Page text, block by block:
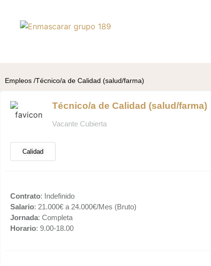
Empleos /Técnico/a de Calidad (salud/farma)
Técnico/a de Calidad (salud/farma)
Vacante Cubierta
Calidad
Contrato: Indefinido
Salario: 21.000€ a 24.000€/Mes (Bruto)
Jornada: Completa
Horario: 9.00-18.00